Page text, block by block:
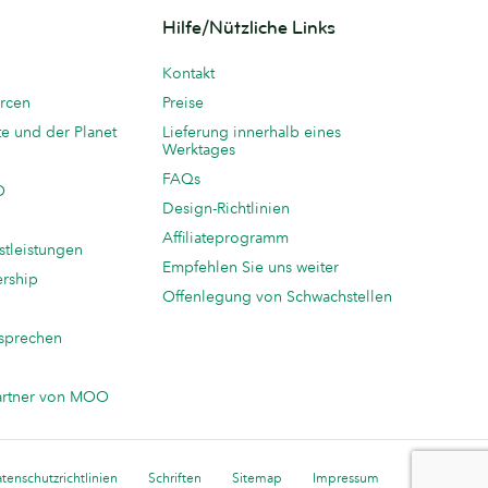
und der Planet
von MOO
Hilfe/Nützliche Links
Kontakt
Preise
Lieferung innerhalb eines
Werktages
FAQs
Design-Richtlinien
Affiliateprogramm
Empfehlen Sie uns weiter
Offenlegung von Schwachstellen
Schriften Sitemap Impressum